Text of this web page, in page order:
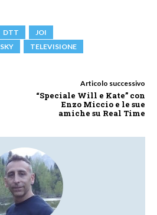
DTT
JOI
SKY TELEVISIONE
Articolo successivo
“Speciale Will e Kate” con
Enzo Miccio e le sue
amiche su Real Time